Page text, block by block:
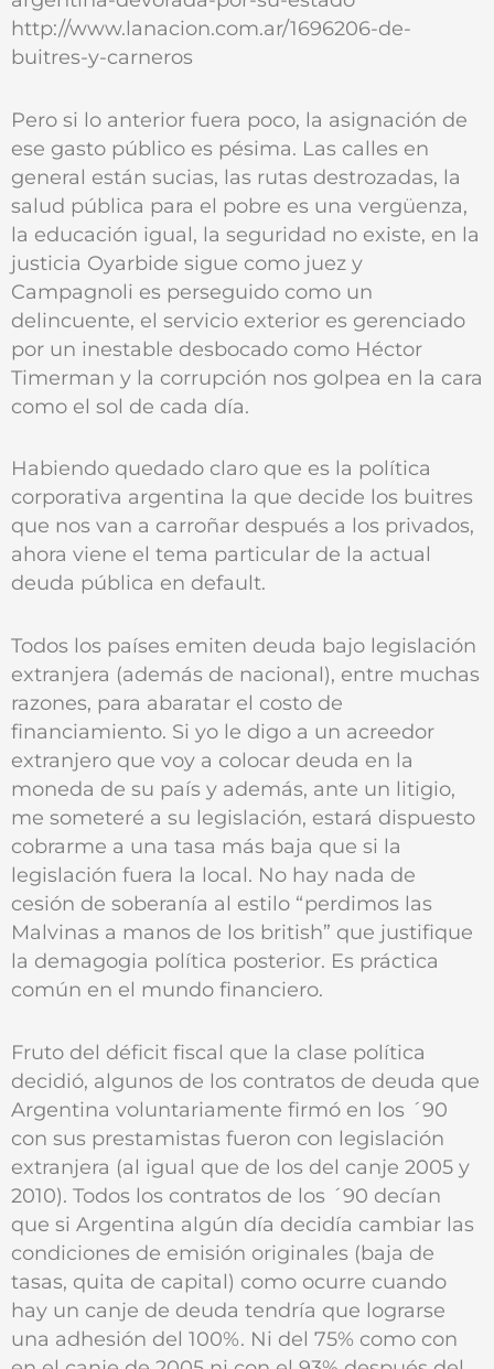
http://www.lanacion.com.ar/1696206-de-
buitres-y-carneros
Pero si lo anterior fuera poco, la asignación de
ese gasto público es pésima. Las calles en
general están sucias, las rutas destrozadas, la
salud pública para el pobre es una vergüenza,
la educación igual, la seguridad no existe, en la
justicia Oyarbide sigue como juez y
Campagnoli es perseguido como un
delincuente, el servicio exterior es gerenciado
por un inestable desbocado como Héctor
Timerman y la corrupción nos golpea en la cara
como el sol de cada día.
Habiendo quedado claro que es la política
corporativa argentina la que decide los buitres
que nos van a carroñar después a los privados,
ahora viene el tema particular de la actual
deuda pública en default.
Todos los países emiten deuda bajo legislación
extranjera (además de nacional), entre muchas
razones, para abaratar el costo de
financiamiento. Si yo le digo a un acreedor
extranjero que voy a colocar deuda en la
moneda de su país y además, ante un litigio,
me someteré a su legislación, estará dispuesto
cobrarme a una tasa más baja que si la
legislación fuera la local. No hay nada de
cesión de soberanía al estilo “perdimos las
Malvinas a manos de los british” que justifique
la demagogia política posterior. Es práctica
común en el mundo financiero.
Fruto del déficit fiscal que la clase política
decidió, algunos de los contratos de deuda que
Argentina voluntariamente firmó en los ´90
con sus prestamistas fueron con legislación
extranjera (al igual que de los del canje 2005 y
2010). Todos los contratos de los ´90 decían
que si Argentina algún día decidía cambiar las
condiciones de emisión originales (baja de
tasas, quita de capital) como ocurre cuando
hay un canje de deuda tendría que lograrse
una adhesión del 100%. Ni del 75% como con